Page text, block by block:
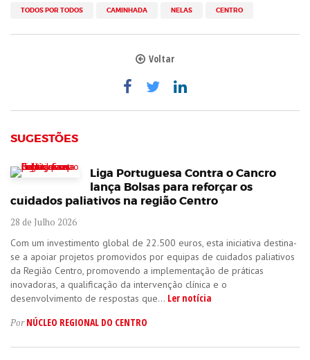
TODOS POR TODOS CAMINHADA NELAS CENTRO
Voltar
SUGESTÕES
Liga Portuguesa Contra o Cancro
lança Bolsas para reforçar os
cuidados paliativos na região Centro
28 de Julho 2026
Com um investimento global de 22.500 euros, esta iniciativa destina-
se a apoiar projetos promovidos por equipas de cuidados paliativos
da Região Centro, promovendo a implementação de práticas
inovadoras, a qualificação da intervenção clínica e o
desenvolvimento de respostas que... Ler notícia
PorNÚCLEO REGIONAL DO CENTRO